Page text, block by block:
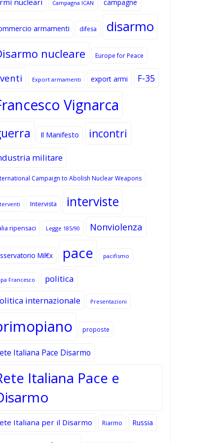
Campagna ICAN campagne
armamenti difesa disarmo
nucleare Europe for Peace
Export armamenti export armi F-35
Vignarca
Il Manifesto incontri
militare
Campaign to Abolish Nuclear Weapons
Intervista interviste
ripensaci Legge 185/90 Nonviolenza
Mil€x pace pacifismo
Francesco
politica
internazionale
Presentazioni
proposte
Italiana Pace Disarmo
Italiana Pace e
Italiana per il Disarmo Riarmo Russia